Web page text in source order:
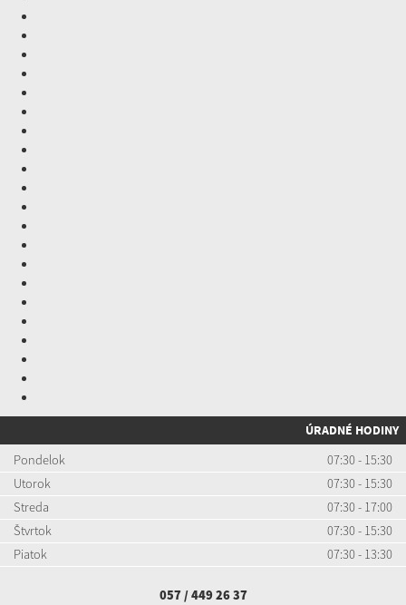
ÚRADNÉ HODINY
Pondelok
07:30 - 15:30
Utorok
07:30 - 15:30
Streda
07:30 - 17:00
Štvrtok
07:30 - 15:30
Piatok
07:30 - 13:30
057 / 449 26 37